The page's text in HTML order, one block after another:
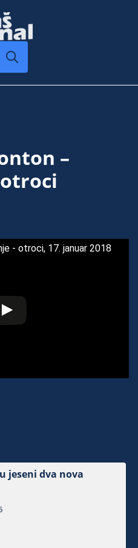
–
- otroci, 17. januar 2018
jeseni dva nova